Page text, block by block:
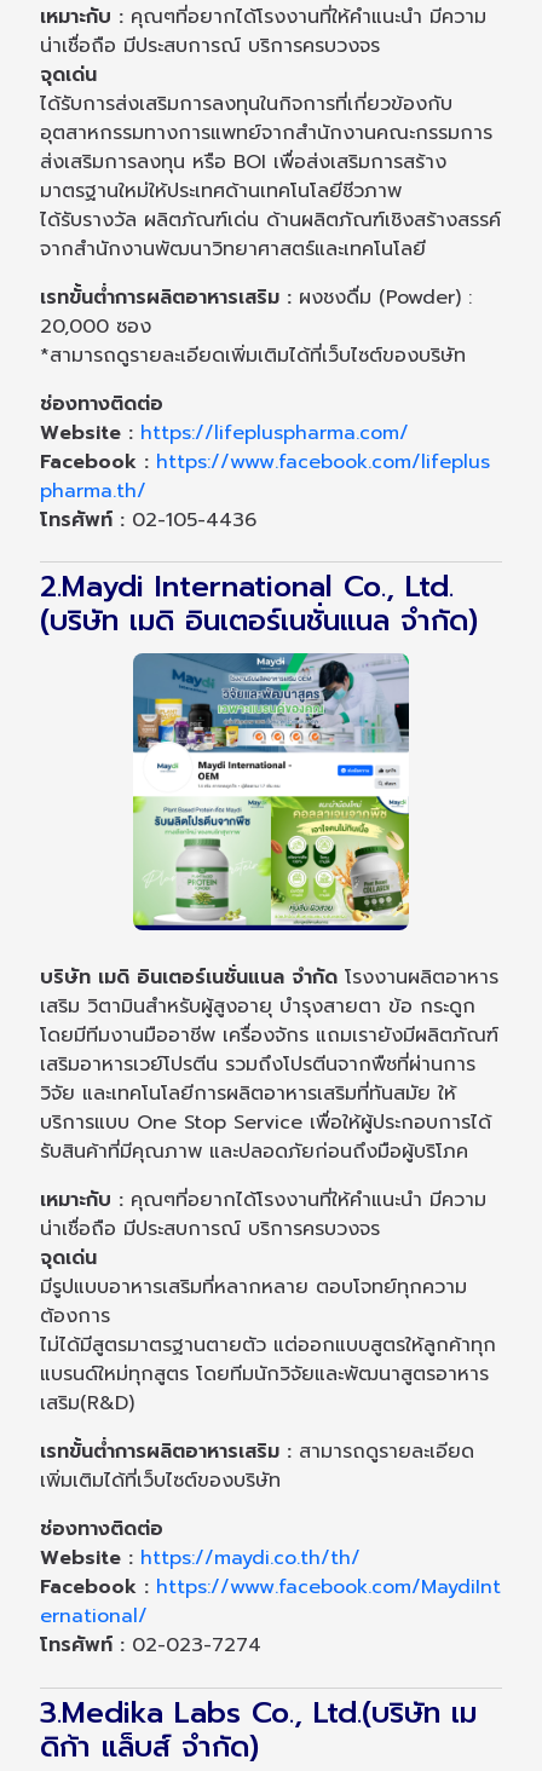
เหมาะกับ : คุณๆที่อยากได้โรงงานที่ให้คำแนะนำ มีความ
น่าเชื่อถือ มีประสบการณ์ บริการครบวงจร
จุดเด่น
ได้รับการส่งเสริมการลงทุนในกิจการที่เกี่ยวข้องกับ
อุตสาหกรรมทางการแพทย์จากสำนักงานคณะกรรมการ
ส่งเสริมการลงทุน หรือ BOI เพื่อส่งเสริมการสร้าง
มาตรฐานใหม่ให้ประเทศด้านเทคโนโลยีชีวภาพ
ได้รับรางวัล ผลิตภัณฑ์เด่น ด้านผลิตภัณฑ์เชิงสร้างสรรค์
จากสำนักงานพัฒนาวิทยาศาสตร์และเทคโนโลยี
เรทขั้นต่ำการผลิตอาหารเสริม : ผงชงดื่ม (Powder) :
20,000 ซอง
*สามารถดูรายละเอียดเพิ่มเติมได้ที่เว็บไซต์ของบริษัท
ช่องทางติดต่อ
Website : https://lifepluspharma.com/
Facebook : https://www.facebook.com/lifeplus
pharma.th/
โทรศัพท์ : 02-105-4436
2.Maydi International Co., Ltd.
(บริษัท เมดิ อินเตอร์เนชั่นแนล จำกัด)
บริษัท เมดิ อินเตอร์เนชั่นแนล จำกัด โรงงานผลิตอาหาร
เสริม วิตามินสำหรับผู้สูงอายุ บำรุงสายตา ข้อ กระดูก
โดยมีทีมงานมืออาชีพ เครื่องจักร แถมเรายังมีผลิตภัณฑ์
เสริมอาหารเวย์โปรตีน รวมถึงโปรตีนจากพืชที่ผ่านการ
วิจัย และเทคโนโลยีการผลิตอาหารเสริมที่ทันสมัย ให้
บริการแบบ One Stop Service เพื่อให้ผู้ประกอบการได้
รับสินค้าที่มีคุณภาพ และปลอดภัยก่อนถึงมือผู้บริโภค
เหมาะกับ : คุณๆที่อยากได้โรงงานที่ให้คำแนะนำ มีความ
น่าเชื่อถือ มีประสบการณ์ บริการครบวงจร
จุดเด่น
มีรูปแบบอาหารเสริมที่หลากหลาย ตอบโจทย์ทุกความ
ต้องการ
ไม่ได้มีสูตรมาตรฐานตายตัว แต่ออกแบบสูตรให้ลูกค้าทุก
แบรนด์ใหม่ทุกสูตร โดยทีมนักวิจัยและพัฒนาสูตรอาหาร
เสริม(R&D)
เรทขั้นต่ำการผลิตอาหารเสริม : สามารถดูรายละเอียด
เพิ่มเติมได้ที่เว็บไซต์ของบริษัท
ช่องทางติดต่อ
Website : https://maydi.co.th/th/
Facebook : https://www.facebook.com/MaydiInt
ernational/
โทรศัพท์ : 02-023-7274
3.Medika Labs Co., Ltd.(บริษัท เม
ดิก้า แล็บส์ จำกัด)